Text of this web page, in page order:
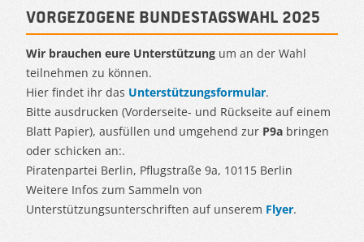
Vorgezogene Bundestagswahl 2025
Wir brauchen eure Unterstützung um an der Wahl
teilnehmen zu können.
Hier findet ihr das Unterstützungsformular.
Bitte ausdrucken (Vorderseite- und Rückseite auf einem
Blatt Papier), ausfüllen und umgehend zur P9a bringen
oder schicken an:.
Piratenpartei Berlin, Pflugstraße 9a, 10115 Berlin
Weitere Infos zum Sammeln von
Unterstützungsunterschriften auf unserem Flyer.